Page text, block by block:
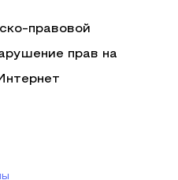
правовой
прав на